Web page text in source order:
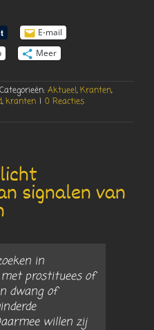
E-mail
Meer
Categorieën: Aktueel,Kranten,
,kranten | 0 Reacties
signalen van
in
prostituees of
dwang of
willen zij